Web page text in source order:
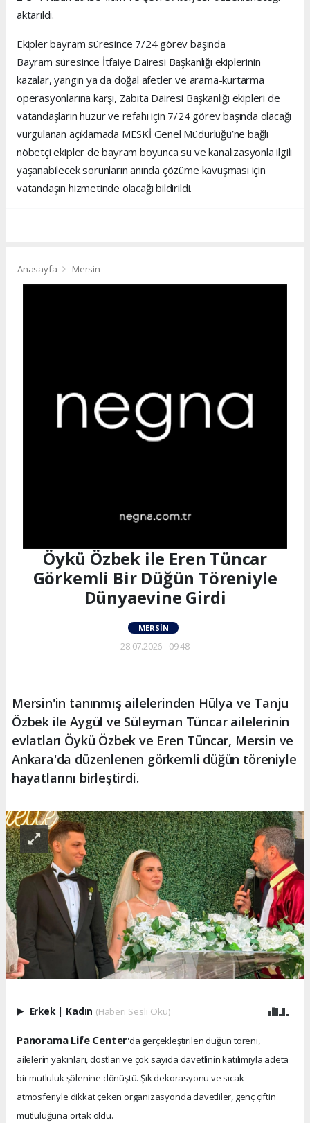
aktarıldı.
Ekipler bayram süresince 7/24 görev başında
Bayram süresince İtfaiye Dairesi Başkanlığı ekiplerinin
kazalar, yangın ya da doğal afetler ve arama-kurtarma
operasyonlarına karşı, Zabıta Dairesi Başkanlığı ekipleri de
vatandaşların huzur ve refahı için 7/24 görev başında olacağı
vurgulanan açıklamada MESKİ Genel Müdürlüğü’ne bağlı
nöbetçi ekipler de bayram boyunca su ve kanalizasyonla ilgili
yaşanabilecek sorunların anında çözüme kavuşması için
vatandaşın hizmetinde olacağı bildirildi.
Anasayfa Mersin
Öykü Özbek ile Eren Tüncar
Görkemli Bir Düğün Töreniyle
Dünyaevine Girdi
MERSIN
28.07.2026 - 09:48
Mersin'in tanınmış ailelerinden Hülya ve Tanju
Özbek ile Aygül ve Süleyman Tüncar ailelerinin
evlatları Öykü Özbek ve Eren Tüncar, Mersin ve
Ankara'da düzenlenen görkemli düğün töreniyle
hayatlarını birleştirdi.
Erkek | Kadın (Haberi Sesli Oku)
Panorama Life Center'da gerçekleştirilen düğün töreni,
ailelerin yakınları, dostları ve çok sayıda davetlinin katılımıyla adeta
bir mutluluk şölenine dönüştü. Şık dekorasyonu ve sıcak
atmosferiyle dikkat çeken organizasyonda davetliler, genç çiftin
mutluluğuna ortak oldu.